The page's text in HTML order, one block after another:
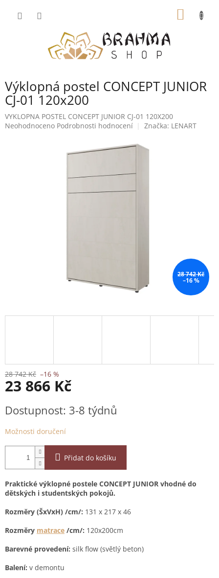
Výklopná postel CONCEPT JUNIOR
CJ-01 120x200
VYKLOPNA POSTEL CONCEPT JUNIOR CJ-01 120X200
Průměrné
Neohodnoceno Podrobnosti hodnocení Značka: LENART
28 742 Kč
–16 %
28 742 Kč –16 %
23 866 Kč
cena:
Dostupnost: 3-8 týdnů
Možnosti doručení
Přidat do košíku
Praktické výklopné postele CONCEPT JUNIOR vhodné do
dětských i studentských pokojů.
Rozměry (ŠxVxH) /cm/: 131 x 217 x 46
Rozměry matrace /cm/: 120x200cm
Barevné provedení: silk flow (světlý beton)
Balení: v demontu